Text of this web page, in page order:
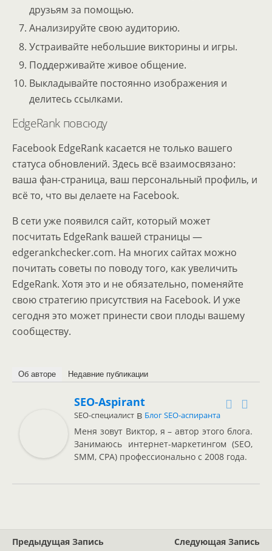
друзьям за помощью.
Анализируйте свою аудиторию.
Устраивайте небольшие викторины и игры.
Поддерживайте живое общение.
Выкладывайте постоянно изображения и
делитесь ссылками.
EdgeRank повсюду
Facebook EdgeRank касается не только вашего
статуса обновлений. Здесь всё взаимосвязано:
ваша фан-страница, ваш персональный профиль, и
всё то, что вы делаете на Facebook.
В сети уже появился сайт, который может
посчитать EdgeRank вашей страницы —
edgerankchecker.com. На многих сайтах можно
почитать советы по поводу того, как увеличить
EdgeRank. Хотя это и не обязательно, поменяйте
свою стратегию присутствия на Facebook. И уже
сегодня это может принести свои плоды вашему
сообществу.
Об авторе Недавние публикации
SEO-Aspirant
SEO-специалист в Блог SEO-аспиранта
Меня зовут Виктор, я – автор этого блога.
Занимаюсь интернет-маркетингом (SEO,
SMM, CPA) профессионально с 2008 года.
Предыдущая Запись
Следующая Запись